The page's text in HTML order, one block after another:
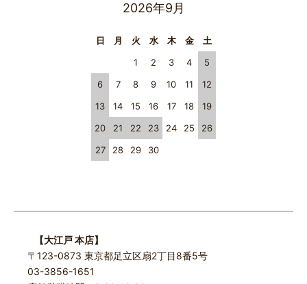
2026年9月
日 月 火 水 木 金
土
1
2 3 4
5
6
7 8 9 10 11
12
13
14 15 16 17 18
19
20
21 22 23 24 25
26
27
28 29 30
【大江戸 本店】
〒123-0873 東京都足立区扇2丁目8番5号
03-3856-1651